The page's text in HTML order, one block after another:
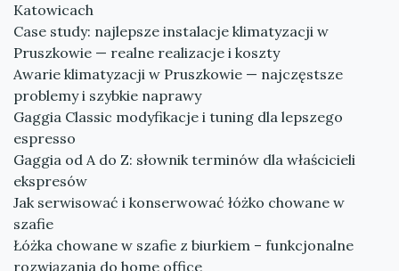
Katowicach
Case study: najlepsze instalacje klimatyzacji w
Pruszkowie — realne realizacje i koszty
Awarie klimatyzacji w Pruszkowie — najczęstsze
problemy i szybkie naprawy
Gaggia Classic modyfikacje i tuning dla lepszego
espresso
Gaggia od A do Z: słownik terminów dla właścicieli
ekspresów
Jak serwisować i konserwować łóżko chowane w
szafie
Łóżka chowane w szafie z biurkiem – funkcjonalne
rozwiązania do home office